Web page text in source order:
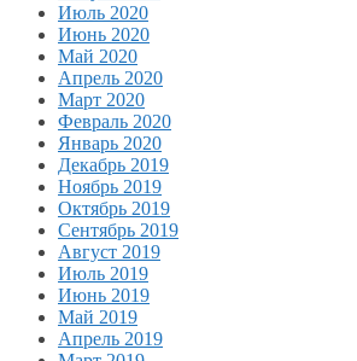
Июль 2020
Июнь 2020
Май 2020
Апрель 2020
Март 2020
Февраль 2020
Январь 2020
Декабрь 2019
Ноябрь 2019
Октябрь 2019
Сентябрь 2019
Август 2019
Июль 2019
Июнь 2019
Май 2019
Апрель 2019